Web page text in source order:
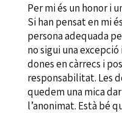
Per mi és un honor i
Si han pensat en mi
persona adequada
no sigui una
dones en càrrecs i
responsabilitat. Les
quedem una mica
l’anonimat. Està bé